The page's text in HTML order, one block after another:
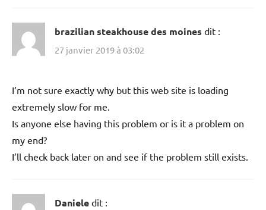
brazilian steakhouse des moines dit :
27 janvier 2019 à 03:02
I’m not sure exactly why but this web site is loading
extremely slow for me.
Is anyone else having this problem or is it a problem on
my end?
I’ll check back later on and see if the problem still exists.
Daniele dit :